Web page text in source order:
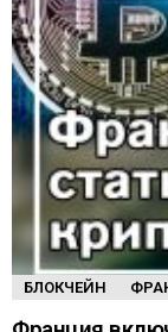
БЛОКЧЕЙН